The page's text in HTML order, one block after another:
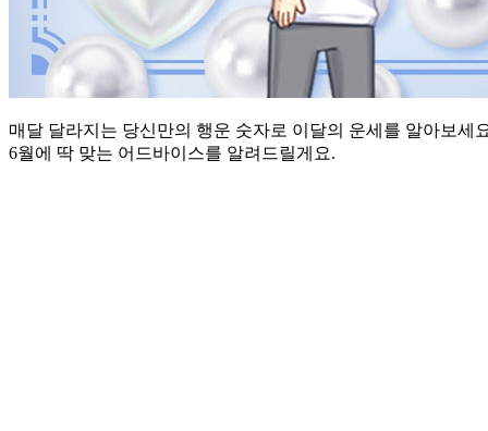
매달 달라지는 당신만의 행운 숫자로 이달의 운세를 알아보세
6월에 딱 맞는 어드바이스를 알려드릴게요.